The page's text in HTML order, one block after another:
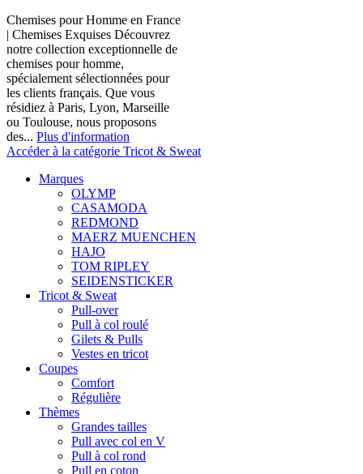
Chemises pour Homme en France
| Chemises Exquises Découvrez
notre collection exceptionnelle de
chemises pour homme,
spécialement sélectionnées pour
les clients français. Que vous
résidiez à Paris, Lyon, Marseille
ou Toulouse, nous proposons
des... Plus d'information
Accéder à la catégorie Tricot & Sweat
Marques
OLYMP
CASAMODA
REDMOND
MAERZ MUENCHEN
HAJO
TOM RIPLEY
SEIDENSTICKER
Tricot & Sweat
Pull-over
Pull à col roulé
Gilets & Pulls
Vestes en tricot
Coupes
Comfort
Régulière
Thèmes
Grandes tailles
Pull avec col en V
Pull à col rond
Pull en coton